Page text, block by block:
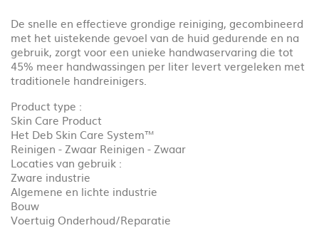
De snelle en effectieve grondige reiniging, gecombineerd
met het uistekende gevoel van de huid gedurende en na
gebruik, zorgt voor een unieke handwaservaring die tot
45% meer handwassingen per liter levert vergeleken met
traditionele handreinigers.
Product type :
Skin Care Product
Het Deb Skin Care System™
Reinigen - Zwaar Reinigen - Zwaar
Locaties van gebruik :
Zware industrie
Algemene en lichte industrie
Bouw
Voertuig Onderhoud/Reparatie